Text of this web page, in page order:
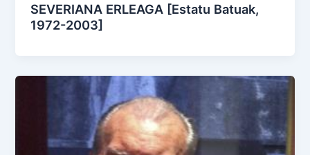
SEVERIANA ERLEAGA [Estatu Batuak,
1972-2003]